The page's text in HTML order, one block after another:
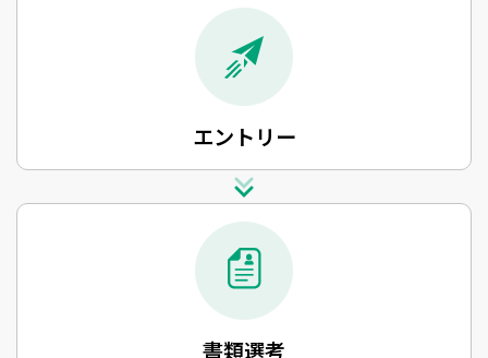
エントリー
書類選考